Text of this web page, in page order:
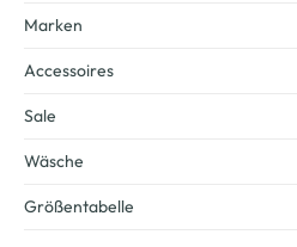
Marken
Accessoires
Sale
Wäsche
Größentabelle